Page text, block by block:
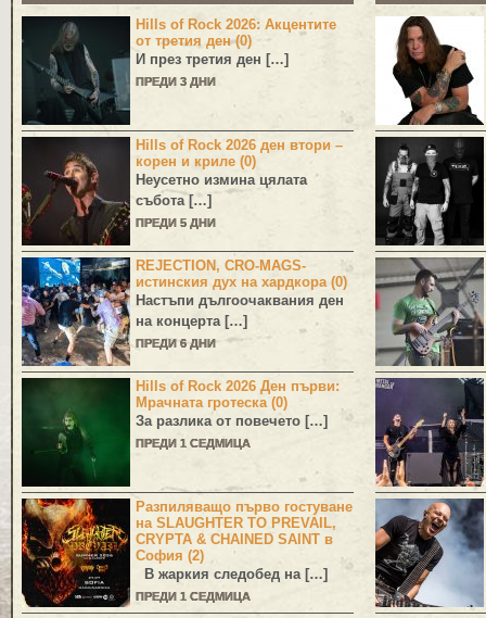
Hills of Rock 2026: Акцентите
от третия ден (0)
И през третия ден […]
ПРЕДИ 3 ДНИ
Hills of Rock 2026 ден втори –
корен и криле (0)
Неусетно измина цялата
събота […]
ПРЕДИ 5 ДНИ
REJECTION, CRO-MAGS-
истинския дух на хардкора (0)
Настъпи дългоочаквания ден
на концерта […]
ПРЕДИ 6 ДНИ
Hills of Rock 2026 Ден първи:
Мрачната гротеска (0)
За разлика от повечето […]
ПРЕДИ 1 СЕДМИЦА
Разпиляващо първо гостуване
на SLAUGHTER TO PREVAIL,
CRYPTA & CHAINED SAINT в
София (2)
В жаркия следобед на […]
ПРЕДИ 1 СЕДМИЦА